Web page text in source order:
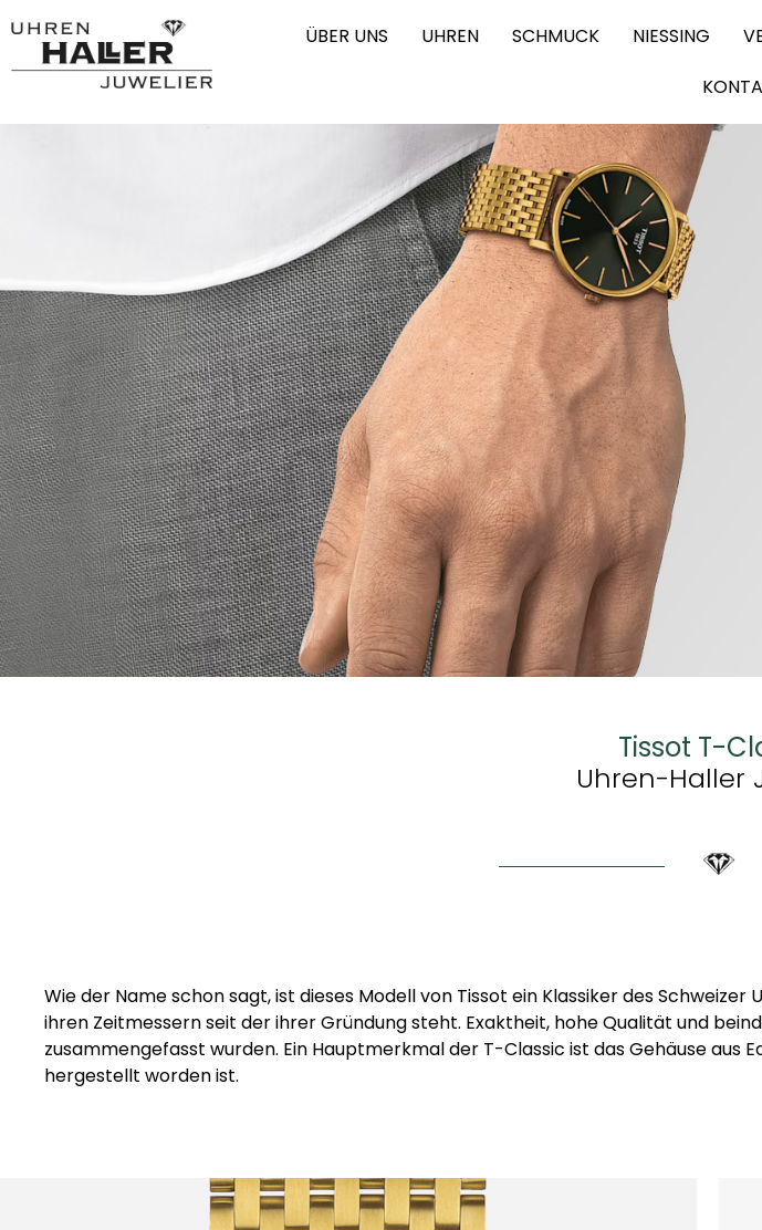
ÜBER UNS UHREN SCHMUCK NIESSING
Tissot T-
Uhren-Haller
Wie der Name schon sagt, ist dieses Modell von Tissot ein Klassiker des
ihren Zeitmessern seit der ihrer Gründung steht. Exaktheit, hohe Qualität und
zusammengefasst wurden. Ein Hauptmerkmal der T-Classic ist das Gehäuse aus
hergestellt worden ist.